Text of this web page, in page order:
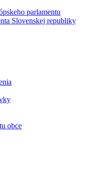
parlamentu
Slovenskej republiky
obce